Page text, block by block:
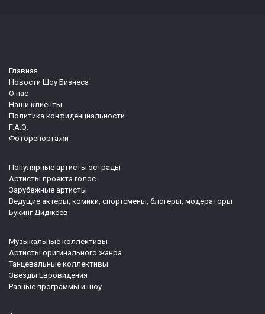
Главная
Новости Шоу Бизнеса
О нас
Наши клиенты
Политика конфиденциальности
F.A.Q.
Фоторепортажи
Популярные артисты эстрады
Артисты проекта голос
Зарубежные артисты
Ведущие актеры, комики, спортсмены, блогеры, модераторы
Букинг Диджеев
Музыкальные коллективы
Артисты оригинального жанра
Танцевальные коллективы
Звезды Евровидения
Разные программы и шоу